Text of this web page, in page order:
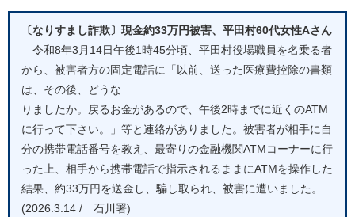
〔なりすまし詐欺〕現金約33万円被害、平田村60代女性Aさん
令和8年3月14日午後1時45分頃、平田村役場職員を名乗る者
から、被害者方の固定電話に「以前、送った医療費控除の書類
は、その後、どうな
りましたか。戻るお金があるので、午後2時までに近くのATM
に行って下さい。」等と連絡がありました。被害者が相手に自
分の携帯電話番号を教え、最寄りの金融機関ATMコーナーに行
った上、相手から携帯電話で指示されるままにATMを操作した
結果、約33万円を送金し、騙し取られ、被害に遭いました。
(2026.3.14 / 石川署)